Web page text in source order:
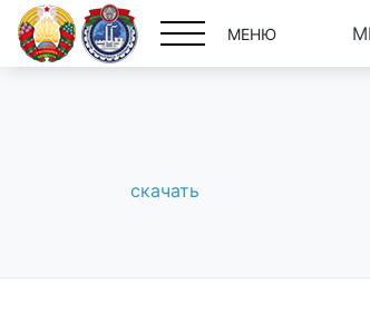
МЕНЮ
скачать